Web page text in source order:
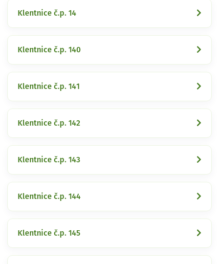
Klentnice č.p. 14
Klentnice č.p. 140
Klentnice č.p. 141
Klentnice č.p. 142
Klentnice č.p. 143
Klentnice č.p. 144
Klentnice č.p. 145